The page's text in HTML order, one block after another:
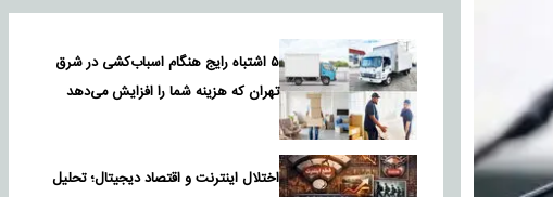
۵ اشتباه رایج هنگام اسباب‌کشی در شرق
تهران که هزینه شما را افزایش می‌دهد
اختلال اینترنت و اقتصاد دیجیتال؛ تحلیل